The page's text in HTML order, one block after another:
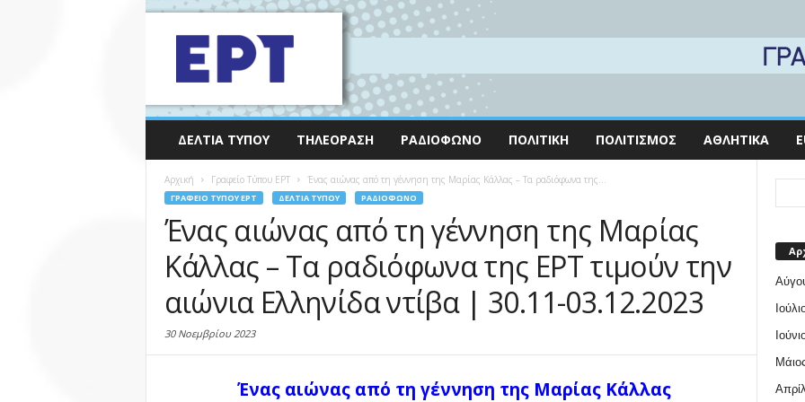
ΔΕΛΤΊΑ ΤΎΠΟΥ ΤΗΛΕΌΡΑΣΗ ΡΑΔΙΌΦΩΝΟ ΠΟΛΙΤΙΚΉ ΠΟΛΙΤΙΣΜΌΣ ΑΘΛΗΤΙΚΆ
Αρχική Γραφείο Τύπου ΕΡΤ Ένας αιώνας από τη γέννηση της Μαρίας Κάλλας – Τα ραδιόφωνα της...
ΓΡΑΦΕΊΟ ΤΎΠΟΥ ΕΡΤ ΔΕΛΤΊΑ ΤΎΠΟΥ ΡΑΔΙΌΦΩΝΟ
Ένας αιώνας από τη γέννηση της Μαρίας
Κάλλας – Τα ραδιόφωνα της ΕΡΤ τιμούν την
αιώνια Ελληνίδα ντίβα | 30.11-03.12.2023
30 Νοεμβρίου 2023
Ένας αιώνας από τη γέννηση της Μαρίας Κάλλας